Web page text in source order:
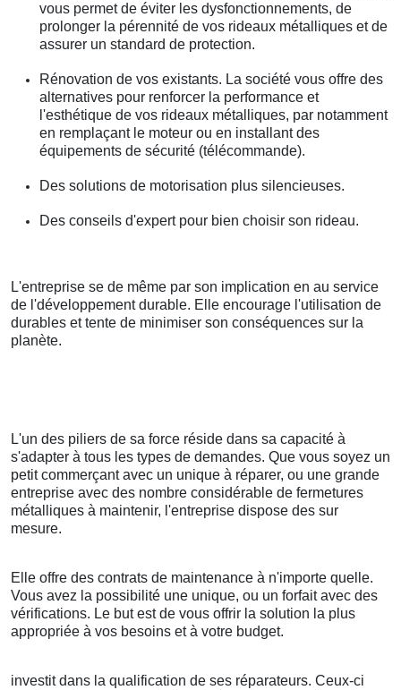
vous permet de éviter les dysfonctionnements, de
prolonger la pérennité de vos rideaux métalliques et de
assurer un standard de protection.
Rénovation de vos existants. La société vous offre des
alternatives pour renforcer la performance et
l'esthétique de vos rideaux métalliques, par notamment
en remplaçant le moteur ou en installant des
équipements de sécurité (télécommande).
Des solutions de motorisation plus silencieuses.
Des conseils d'expert pour bien choisir son rideau.
L'entreprise se de même par son implication en au service
de l'développement durable. Elle encourage l'utilisation de
durables et tente de minimiser son conséquences sur la
planète.
L'un des piliers de sa force réside dans sa capacité à
s'adapter à tous les types de demandes. Que vous soyez un
petit commerçant avec un unique à réparer, ou une grande
entreprise avec des nombre considérable de fermetures
métalliques à maintenir, l'entreprise dispose des sur
mesure.
Elle offre des contrats de maintenance à n'importe quelle.
Vous avez la possibilité une unique, ou un forfait avec des
vérifications. Le but est de vous offrir la solution la plus
appropriée à vos besoins et à votre budget.
investit dans la qualification de ses réparateurs. Ceux-ci